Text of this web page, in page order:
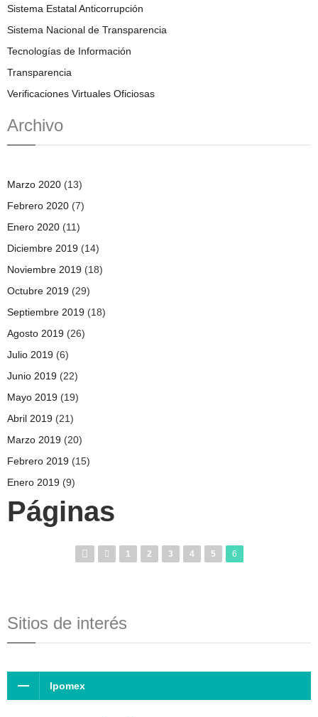
Sistema Estatal Anticorrupción
Sistema Nacional de Transparencia
Tecnologías de Información
Transparencia
Verificaciones Virtuales Oficiosas
Archivo
Marzo 2020 (13)
Febrero 2020 (7)
Enero 2020 (11)
Diciembre 2019 (14)
Noviembre 2019 (18)
Octubre 2019 (29)
Septiembre 2019 (18)
Agosto 2019 (26)
Julio 2019 (6)
Junio 2019 (22)
Mayo 2019 (19)
Abril 2019 (21)
Marzo 2019 (20)
Febrero 2019 (15)
Enero 2019 (9)
Páginas
1 2 3 4 5 6
Sitios de interés
Ipomex